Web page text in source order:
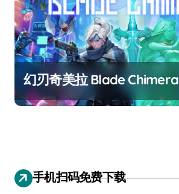
幻刃奇美拉 Blade Chimera
手机扫码免费下载